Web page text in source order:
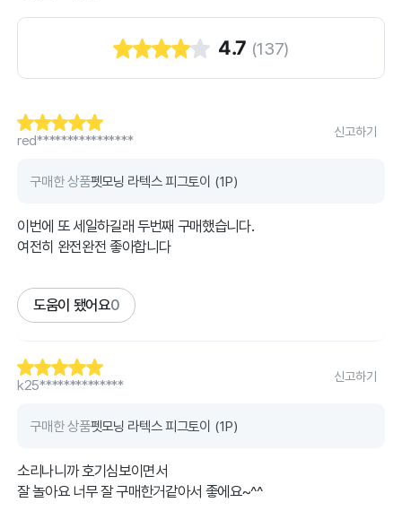
4.7 (137)
red****************
신고하기
구매한 상품펫모닝 라텍스 피그토이 (1P)
이번에 또 세일하길래 두번째 구매했습니다.
여전히 완전완전 좋아합니다
도움이 됐어요0
k25**************
신고하기
구매한 상품펫모닝 라텍스 피그토이 (1P)
소리나니까 호기심보이면서
잘 놀아요 너무 잘 구매한거같아서 좋에요~^^